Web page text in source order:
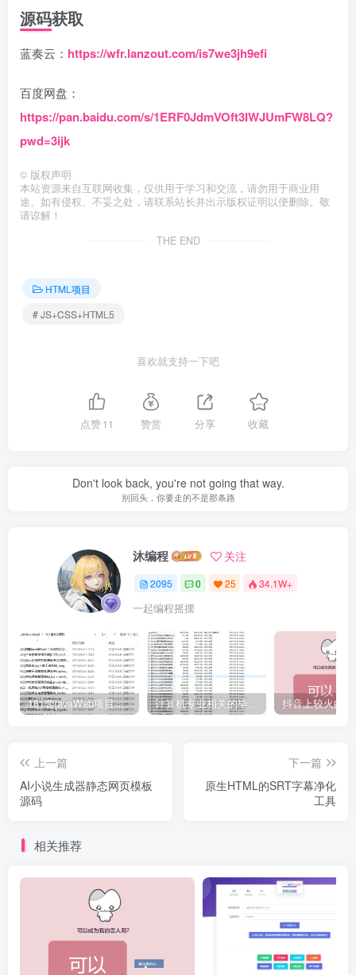
源码获取
蓝奏云： https://wfr.lanzout.com/is7we3jh9efi
百度网盘：
https://pan.baidu.com/s/1ERF0JdmVOft3IWJUmFW8LQ?
pwd=3ijk
© 版权声明
本站资源来自互联网收集，仅供用于学习和交流，请勿用于商业用
途。如有侵权、不妥之处，请联系站长并出示版权证明以便删除。敬
请谅解！
THE END
HTML项目
# JS+CSS+HTML5
喜欢就支持一下吧
点赞11 赞赏 分享 收藏
Don't look back, you're not going that way.
别回头，你要走的不是那条路
沐编程 关注
2095 0 25 34.1W+
一起编程摇摆
161套javaWeb项目源码免费分享 计算机专业相关的毕业设计论文合集免费下载
上一篇
AI小说生成器静态网页模板
源码
下一篇
原生HTML的SRT字幕净化
工具
相关推荐